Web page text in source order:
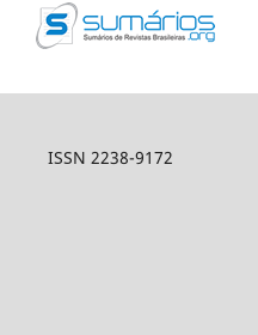
ISSN 2238-9172